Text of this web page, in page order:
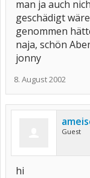
man ja auch
geschädigt
genommen
naja, schön
jonny
8. August 2002
Guest
hi